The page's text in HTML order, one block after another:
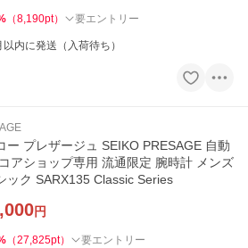
（8,190pt） 要エントリー
以内に発送（入荷待ち）
ー プレザージュ SEIKO PRESAGE 自動
アショップ専用 流通限定 腕時計 メンズ
ック SARX135 Classic Series
円
（27,825pt） 要エントリー